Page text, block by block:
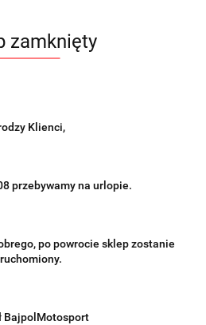
zamknięty
Klienci,
przebywamy na urlopie.
po powrocie sklep zostanie
BajpolMotosport